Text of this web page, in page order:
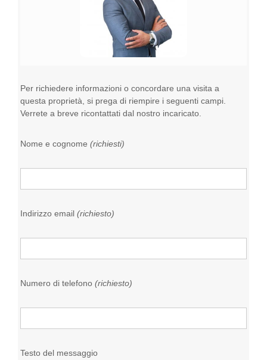
Per richiedere informazioni o concordare una visita a
questa proprietà, si prega di riempire i seguenti campi.
Verrete a breve ricontattati dal nostro incaricato.
Nome e cognome(richiesti)
Indirizzo email(richiesto)
Numero di telefono(richiesto)
Testo del messaggio